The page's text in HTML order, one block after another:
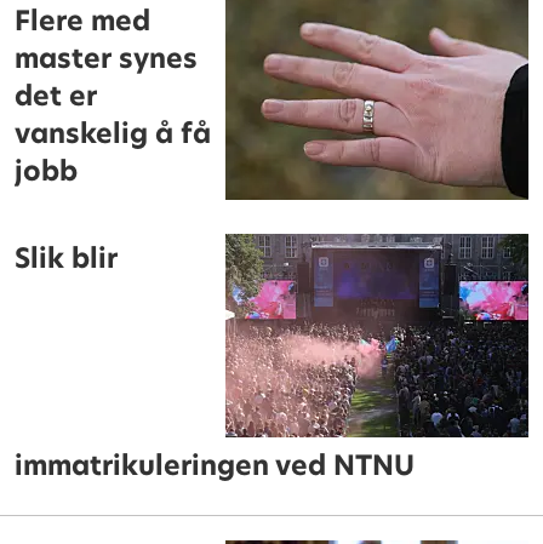
Flere med
master synes
det er
vanskelig å få
jobb
Slik blir
immatrikuleringen ved NTNU